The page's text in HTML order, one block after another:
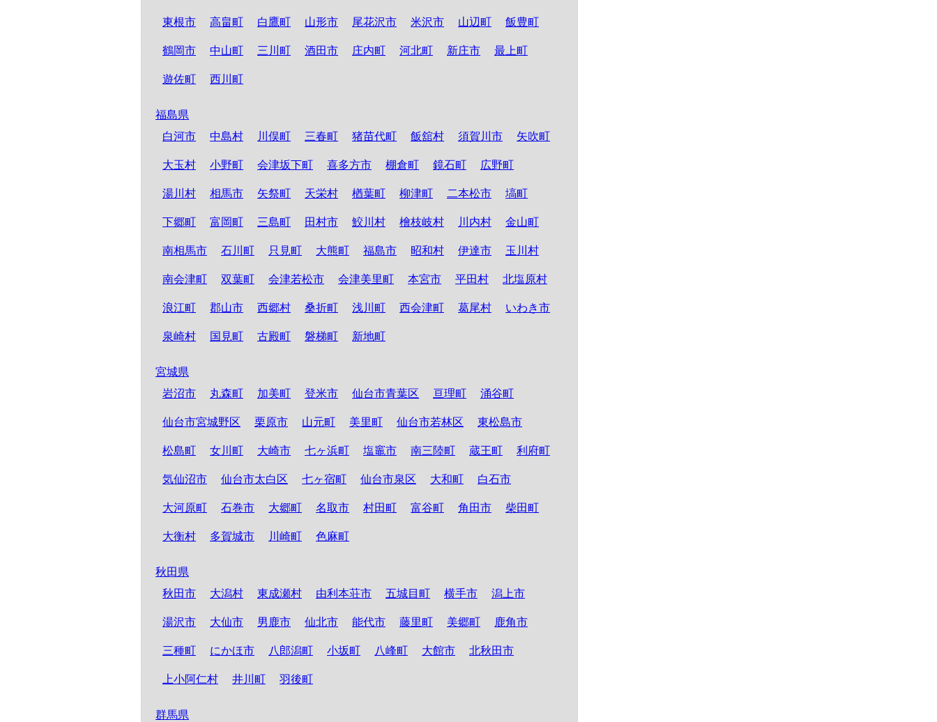
東根市 高畠町 白鷹町 山形市 尾花沢市 米沢市 山辺町 飯豊町
鶴岡市 中山町 三川町 酒田市 庄内町 河北町 新庄市 最上町
遊佐町 西川町
福島県
白河市
中島村 川俣町 三春町 猪苗代町 飯舘村 須賀川市 矢吹町
大玉村 小野町 会津坂下町 喜多方市 棚倉町 鏡石町 広野町
湯川村 相馬市 矢祭町 天栄村 楢葉町 柳津町 二本松市 塙町
下郷町 富岡町 三島町 田村市 鮫川村 檜枝岐村 川内村 金山町
南相馬市 石川町 只見町 大熊町 福島市 昭和村 伊達市 玉川村
南会津町 双葉町 会津若松市 会津美里町 本宮市 平田村 北塩原村
浪江町 郡山市 西郷村 桑折町 浅川町 西会津町 葛尾村 いわき市
泉崎村 国見町 古殿町 磐梯町 新地町
宮城県
岩沼市
丸森町 加美町 登米市 仙台市青葉区 亘理町 涌谷町
仙台市宮城野区 栗原市 山元町 美里町 仙台市若林区 東松島市
松島町 女川町 大崎市 七ヶ浜町 塩竈市 南三陸町 蔵王町 利府町
気仙沼市 仙台市太白区 七ヶ宿町 仙台市泉区 大和町 白石市
大河原町 石巻市 大郷町 名取市 村田町 富谷町 角田市 柴田町
大衡村 多賀城市 川崎町 色麻町
秋田県
秋田市
大潟村 東成瀬村 由利本荘市 五城目町 横手市 潟上市
湯沢市 大仙市 男鹿市 仙北市 能代市 藤里町 美郷町 鹿角市
三種町 にかほ市 八郎潟町 小坂町 八峰町 大館市 北秋田市
上小阿仁村 井川町 羽後町
群馬県